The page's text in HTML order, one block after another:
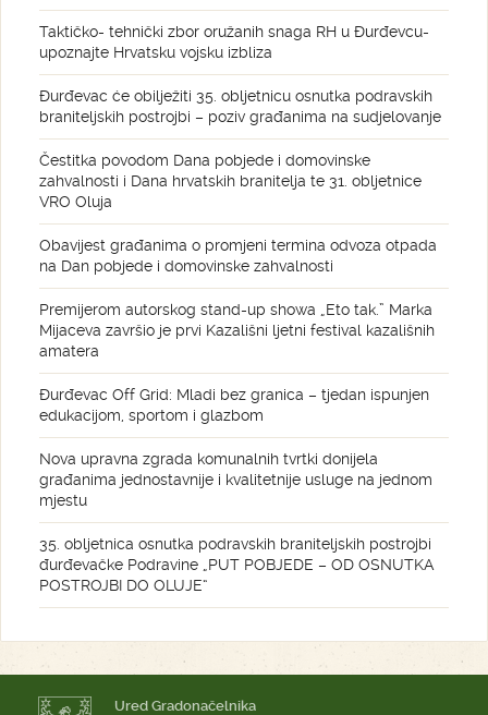
Taktičko- tehnički zbor oružanih snaga RH u Đurđevcu-
upoznajte Hrvatsku vojsku izbliza
Đurđevac će obilježiti 35. obljetnicu osnutka podravskih
braniteljskih postrojbi – poziv građanima na sudjelovanje
Čestitka povodom Dana pobjede i domovinske
zahvalnosti i Dana hrvatskih branitelja te 31. obljetnice
VRO Oluja
Obavijest građanima o promjeni termina odvoza otpada
na Dan pobjede i domovinske zahvalnosti
Premijerom autorskog stand-up showa „Eto tak.” Marka
Mijaceva završio je prvi Kazališni ljetni festival kazališnih
amatera
Đurđevac Off Grid: Mladi bez granica – tjedan ispunjen
edukacijom, sportom i glazbom
Nova upravna zgrada komunalnih tvrtki donijela
građanima jednostavnije i kvalitetnije usluge na jednom
mjestu
35. obljetnica osnutka podravskih braniteljskih postrojbi
đurđevačke Podravine „PUT POBJEDE – OD OSNUTKA
POSTROJBI DO OLUJE“
Ured Gradonačelnika